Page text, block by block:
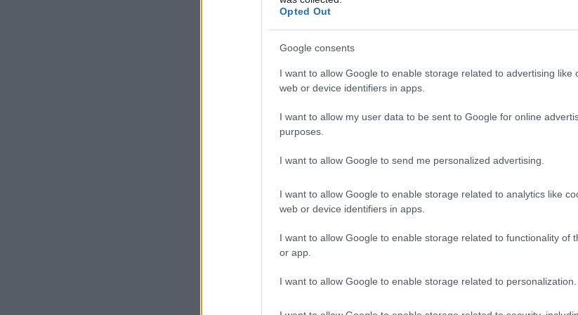
Opted Out
Google consents
I want to allow Google to enable storage related to advertising like
web or device identifiers in apps.
I want to allow my user data to be sent to Google for online
purposes.
I want to allow Google to send me personalized advertising.
I want to allow Google to enable storage related to analytics like
web or device identifiers in apps.
I want to allow Google to enable storage related to functionality of
or app.
I want to allow Google to enable storage related to personalization.
Már 2016 szilveszterén történtek hasonló
idején Kölnben több mint ezer migráns
támadásokra, zaklatásokra és rablásokra
erőszakhullámra komolyan vehető politikai
állami szervek és a politikusok hetekig
– és az őket kísérő német férfiak elleni –
és nagyon pontos tanúbeszámolók léteztek
gyakorlatilag kapitulált a migráns férfiak
beállítottságon az elmúlt hat évben semmi
Ezért a legriasztóbb a szilveszteri
és a rendszermédia válasza volt.